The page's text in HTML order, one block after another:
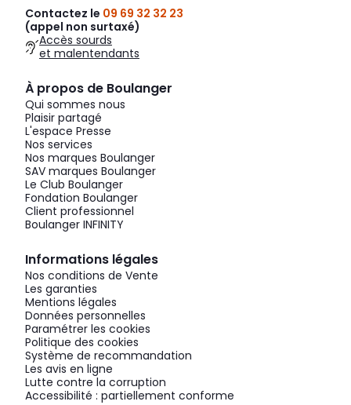
Contactez le 09 69 32 32 23
(appel non surtaxé)
Accès sourds
et malentendants
À propos de Boulanger
Qui sommes nous
Plaisir partagé
L'espace Presse
Nos services
Nos marques Boulanger
SAV marques Boulanger
Le Club Boulanger
Fondation Boulanger
Client professionnel
Boulanger INFINITY
Informations légales
Nos conditions de Vente
Les garanties
Mentions légales
Données personnelles
Paramétrer les cookies
Politique des cookies
Système de recommandation
Les avis en ligne
Lutte contre la corruption
Accessibilité : partiellement conforme